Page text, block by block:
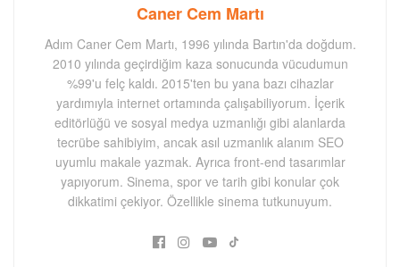
Caner Cem Martı
Adım Caner Cem Martı, 1996 yılında Bartın'da doğdum.
2010 yılında geçirdiğim kaza sonucunda vücudumun
%99'u felç kaldı. 2015'ten bu yana bazı cihazlar
yardımıyla internet ortamında çalışabiliyorum. İçerik
editörlüğü ve sosyal medya uzmanlığı gibi alanlarda
tecrübe sahibiyim, ancak asıl uzmanlık alanım SEO
uyumlu makale yazmak. Ayrıca front-end tasarımlar
yapıyorum. Sinema, spor ve tarih gibi konular çok
dikkatimi çekiyor. Özellikle sinema tutkunuyum.